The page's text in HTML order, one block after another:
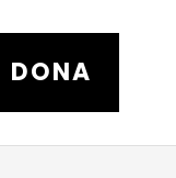
DONA